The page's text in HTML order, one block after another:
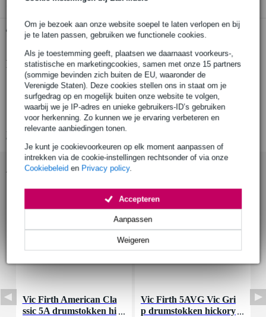
Om je bezoek aan onze website soepel te laten verlopen en bij
je te laten passen, gebruiken we functionele cookies.
Als je toestemming geeft, plaatsen we daarnaast voorkeurs-,
statistische en marketingcookies, samen met onze 15 partners
(sommige bevinden zich buiten de EU, waaronder de
Verenigde Staten). Deze cookies stellen ons in staat om je
surfgedrag op en mogelijk buiten onze website te volgen,
waarbij we je IP-adres en unieke gebruikers-ID’s gebruiken
voor herkenning. Zo kunnen we je ervaring verbeteren en
relevante aanbiedingen tonen.
Je kunt je cookievoorkeuren op elk moment aanpassen of
intrekken via de cookie-instellingen rechtsonder of via onze
Cookiebeleid en Privacy policy.
Weigeren
Aanpassen
Accepteren
Alleen geschikt voor:
Gratis ophalen in de winkel
Productinformatie
titel: The Art of Bob Drumming
auteur: John Riley
uitgeverij: Manhattan Music Publications
Bekijk alle productspecificaties
Accessoires (8)
Vic Firth American Cla
ssic 5A drumstokken hi
Vic Firth 5AVG Vic Gri
p drumstokken hickory